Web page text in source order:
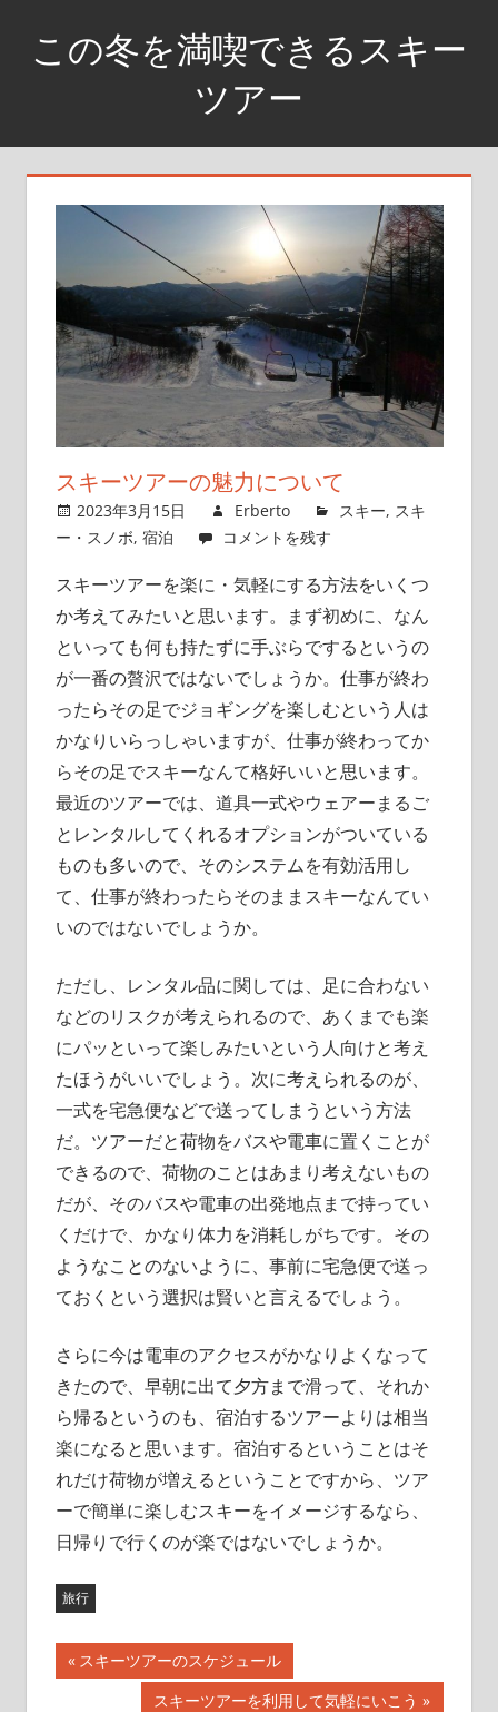
ツ
この冬を満喫できるスキー
ツアー
銀
世
スキーツアーの魅力について
2023年3月15日 Erberto スキー, スキ
ー・スノボ, 宿泊 コメントを残す
スキーツアーを楽に・気軽にする方法をいくつ
か考えてみたいと思います。
まず初めに、なん
といっても何も持たずに手ぶらでするというの
が一番の贅沢ではないでしょうか。仕事が終わ
ったらその足でジョギングを楽しむという人は
かなりいらっしゃいますが、仕事が終わってか
らその足でスキーなんて格好いいと思います。
最近のツアーでは、道具一式やウェアーまるご
とレンタルしてくれるオプションがついている
ものも多いので、そのシステムを有効活用し
て、仕事が終わったらそのままスキーなんてい
いのではないでしょうか。
ただし、レンタル品に関しては、足に合わない
などのリスクが考えられるので、あくまでも楽
にパッといって楽しみたいという人向けと考え
たほうがいいでしょう。次に考えられるのが、
一式を宅急便などで送ってしまうという方法
だ。ツアーだと荷物をバスや電車に置くことが
できるので、荷物のことはあまり考えないもの
だが、そのバスや電車の出発地点まで持ってい
くだけで、かなり体力を消耗しがちです。その
ようなことのないように、事前に宅急便で送っ
ておくという選択は賢いと言えるでしょう。
さらに今は電車のアクセスがかなりよくなって
きたので、早朝に出て夕方まで滑って、それか
ら帰るというのも、宿泊するツアーよりは相当
楽になると思います。宿泊するということはそ
れだけ荷物が増えるということですから、ツア
ーで簡単に楽しむスキーをイメージするなら、
日帰りで行くのが楽ではないでしょうか。
旅行
投
前
スキーツアーのスケジュール
次
スキーツアーを利用して気軽にいこう